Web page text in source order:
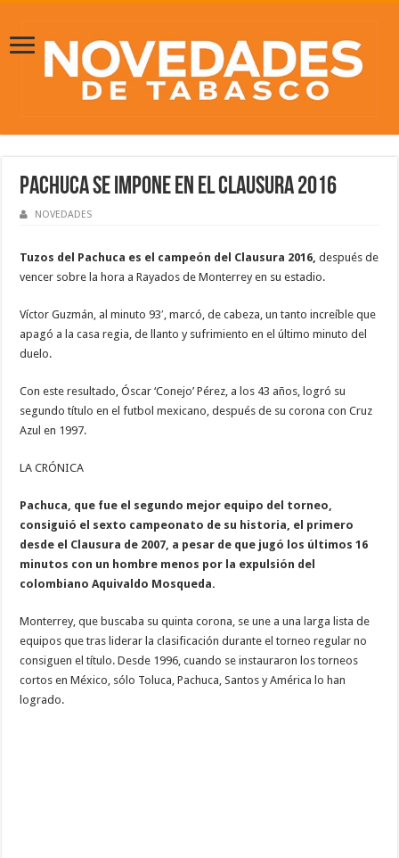
Pachuca se impone en el Clausura 2016
NOVEDADES
Tuzos del Pachuca es el campeón del Clausura 2016, después de
vencer sobre la hora a Rayados de Monterrey en su estadio.
Víctor Guzmán, al minuto 93′, marcó, de cabeza, un tanto increíble que
apagó a la casa regia, de llanto y sufrimiento en el último minuto del
duelo.
Con este resultado, Óscar ‘Conejo’ Pérez, a los 43 años, logró su
segundo título en el futbol mexicano, después de su corona con Cruz
Azul en 1997.
LA CRÓNICA
Pachuca, que fue el segundo mejor equipo del torneo,
consiguió el sexto campeonato de su historia, el primero
desde el Clausura de 2007, a pesar de que jugó los últimos 16
minutos con un hombre menos por la expulsión del
colombiano Aquivaldo Mosqueda.
Monterrey, que buscaba su quinta corona, se une a una larga lista de
equipos que tras liderar la clasificación durante el torneo regular no
consiguen el título. Desde 1996, cuando se instauraron los torneos
cortos en México, sólo Toluca, Pachuca, Santos y América lo han
logrado.